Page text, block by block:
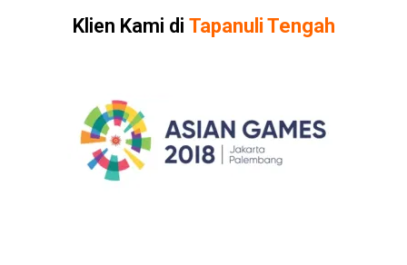
Klien Kami di Tapanuli Tengah